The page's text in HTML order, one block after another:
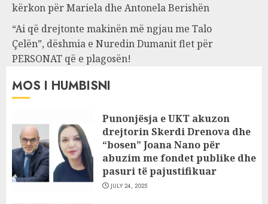
kërkon për Mariela dhe Antonela Berishën
“Ai që drejtonte makinën më ngjau me Talo
Çelën”, dëshmia e Nuredin Dumanit flet për
PERSONAT që e plagosën!
MOS I HUMBISNI
Punonjësja e UKT akuzon
drejtorin Skerdi Drenova dhe
“bosen” Joana Nano për
abuzim me fondet publike dhe
pasuri të pajustifikuar
JULY 24, 2025